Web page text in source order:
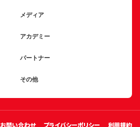
メディア
アカデミー
パートナー
その他
お問い合わせ プライバシーポリシー 利用規約